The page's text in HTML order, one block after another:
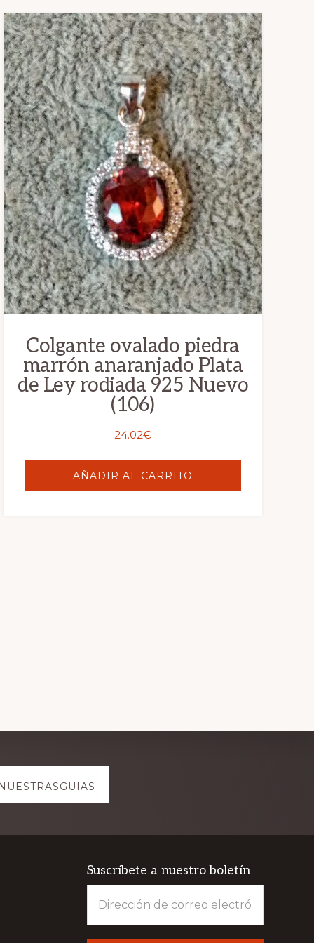
Colgante ovalado piedra
marrón anaranjado Plata
de Ley rodiada 925 Nuevo
(106)
24.02€
AÑADIR AL CARRITO
Suscríbete a nuestro boletín